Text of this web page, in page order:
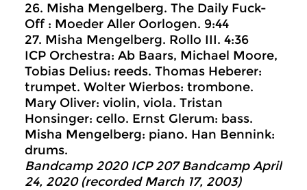
26. Misha Mengelberg. The Daily Fuck-
Off : Moeder Aller Oorlogen. 9:44
27. Misha Mengelberg. Rollo III. 4:36
ICP Orchestra: Ab Baars, Michael Moore,
Tobias Delius: reeds. Thomas Heberer:
trumpet. Wolter Wierbos: trombone.
Mary Oliver: violin, viola. Tristan
Honsinger: cello. Ernst Glerum: bass.
Misha Mengelberg: piano. Han Bennink:
drums.
Bandcamp 2020 ICP 207 Bandcamp April
24, 2020 (recorded March 17, 2003)